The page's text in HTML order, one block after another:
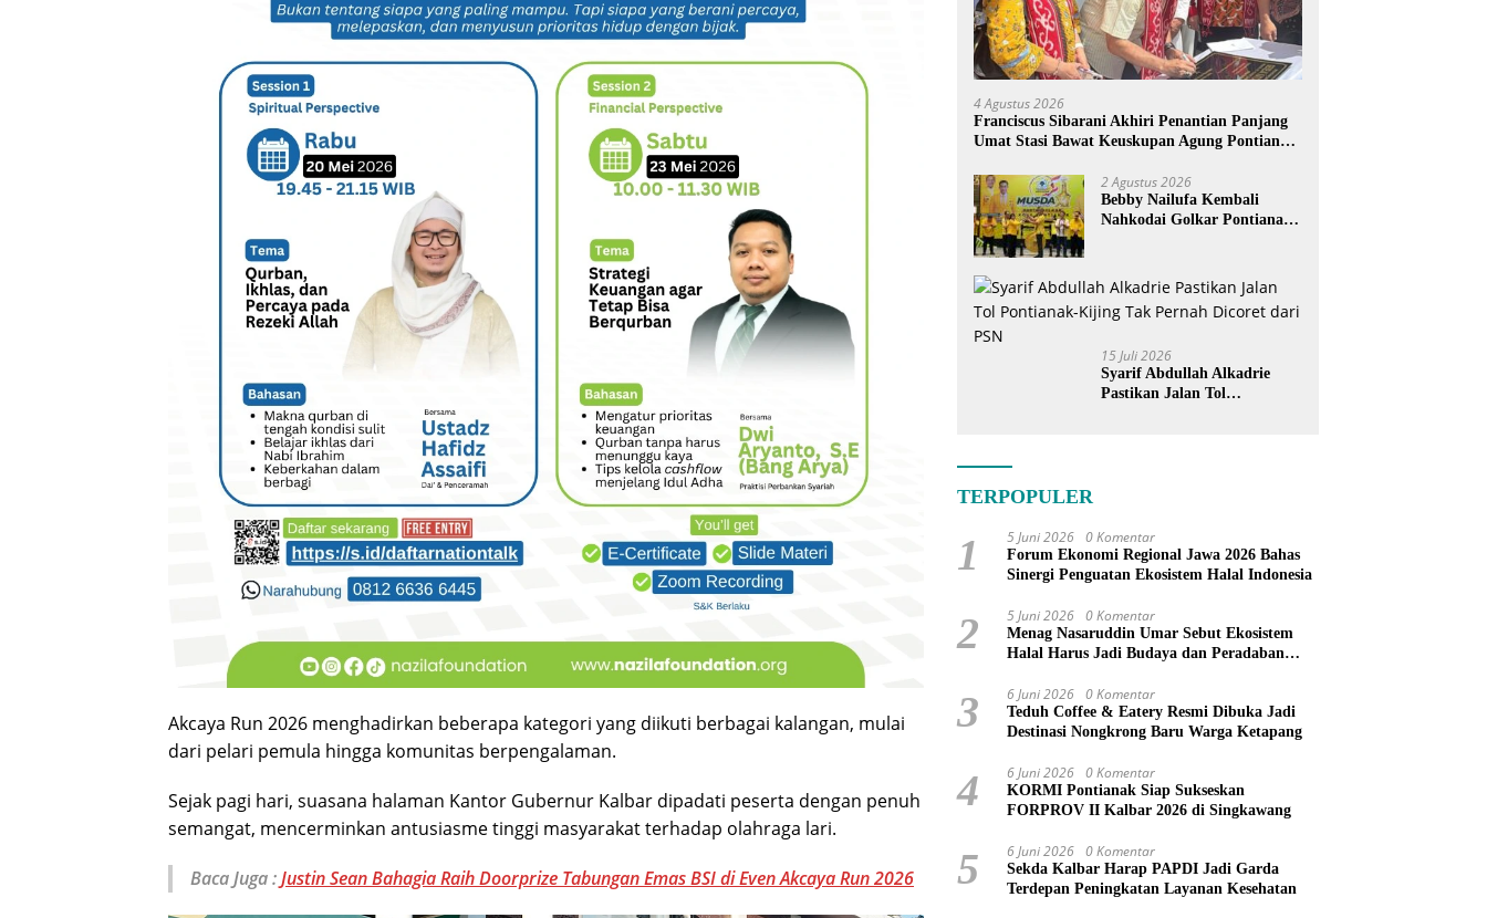
Akcaya Run 2026 menghadirkan beberapa kategori yang diikuti berbagai kalangan, mulai
dari pelari pemula hingga komunitas berpengalaman.
Sejak pagi hari, suasana halaman Kantor Gubernur Kalbar dipadati peserta dengan penuh
semangat, mencerminkan antusiasme tinggi masyarakat terhadap olahraga lari.
Baca Juga :Justin Sean Bahagia Raih Doorprize Tabungan Emas BSI di Even Akcaya Run 2026
4 Agustus 2026
Franciscus Sibarani Akhiri Penantian Panjang
Umat Stasi Bawat Keuskupan Agung Pontianak,
2 Agustus 2026
Bebby Nailufa Kembali
Nahkodai Golkar Pontianak,
15 Juli 2026
Syarif Abdullah Alkadrie
Pastikan Jalan Tol
TERPOPULER
1 5 Juni 2026 0 Komentar
Forum Ekonomi Regional Jawa 2026 Bahas
Sinergi Penguatan Ekosistem Halal Indonesia
2 5 Juni 2026 0 Komentar
Menag Nasaruddin Umar Sebut Ekosistem
Halal Harus Jadi Budaya dan Peradaban
3 6 Juni 2026 0 Komentar
Teduh Coffee & Eatery Resmi Dibuka Jadi
Destinasi Nongkrong Baru Warga Ketapang
4 6 Juni 2026 0 Komentar
KORMI Pontianak Siap Sukseskan
FORPROV II Kalbar 2026 di Singkawang
5 6 Juni 2026 0 Komentar
Sekda Kalbar Harap PAPDI Jadi Garda
Terdepan Peningkatan Layanan Kesehatan